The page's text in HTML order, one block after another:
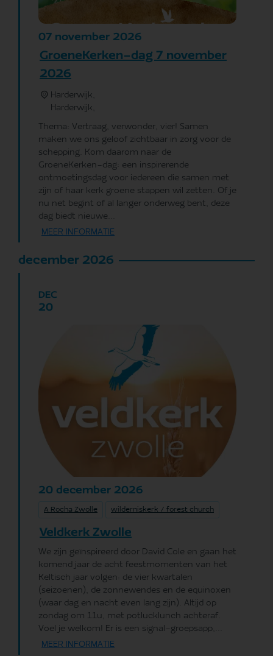
07 november 2026
GroeneKerken-dag 7 november
2026
Harderwijk,
Harderwijk
Thema: Vertraag, verwonder, vier! Samen
maken we ons geloof zichtbaar in zorg voor de
schepping. Kom daarom naar de
GroeneKerken-dag: een inspirerende
ontmoetingsdag voor iedereen die samen met
zijn of haar kerk groene stappen wil zetten. Of je
nu net begint of al langer onderweg bent, deze
dag biedt nieuwe...
MEER INFORMATIE
december 2026
DEC
20
20 december 2026
A Rocha Zwolle wilderniskerk / forest church
Veldkerk Zwolle
We zijn geïnspireerd door David Cole en gaan het
komend jaar de acht feestmomenten van het
Keltisch jaar volgen: de vier kwartalen
(seizoenen), de zonnewendes en de equinoxen
(waar dag en nacht even lang zijn). Altijd op
zondag om 11u, met potlucklunch achteraf.
Voel je welkom! Er is een signal-groepsapp,...
MEER INFORMATIE